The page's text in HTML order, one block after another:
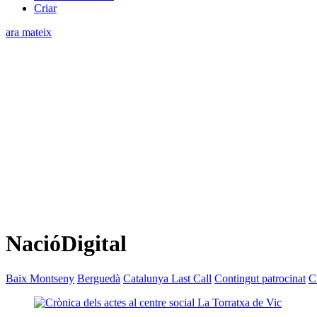
Criar
ara mateix
NacióDigital
Baix Montseny Berguedà Catalunya Last Call Contingut patrocinat